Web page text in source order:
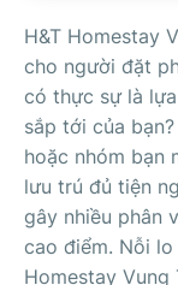
H&T Homestay
cho người đặt
có thực sự là
sắp tới của
hoặc nhóm bạn
lưu trú đủ tiện
gây nhiều phân
cao điểm. Nỗi
Homestay Vung